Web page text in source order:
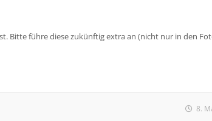
Bitte führe diese zukünftig extra an (nicht nur in den
8.